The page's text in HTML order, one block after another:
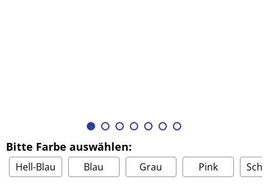
Bitte Farbe auswählen:
Hell-Blau Blau Grau Pink